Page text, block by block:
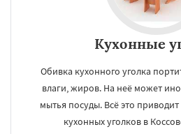
Кухонные
Обивка кухонного уголка
влаги, жиров. На неё может
мытья посуды. Всё это
кухонных уголков в